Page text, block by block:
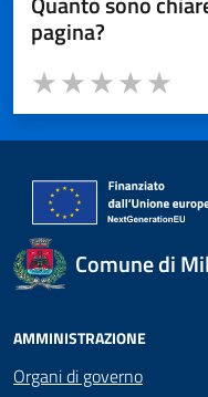
pagina?
Valuta da 1 a 5 stelle la
Valuta
Valuta 4
Valuta 3 stelle
Valuta 2 stelle su 5
Valuta 1 stelle su 5
Comune di
AMMINISTRAZIONE
Organi di governo